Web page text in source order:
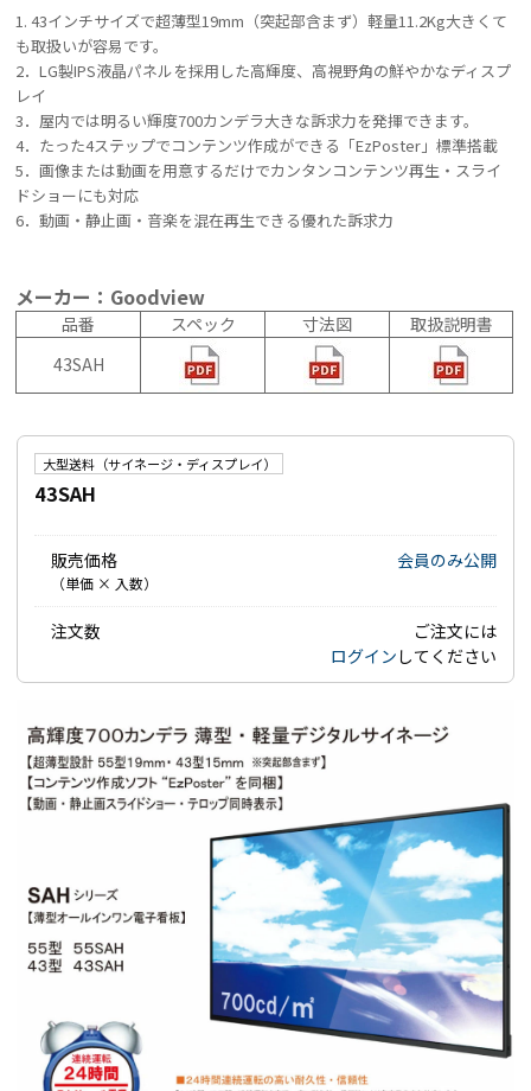
1. 43インチサイズで超薄型19mm（突起部含まず）軽量11.2Kg大きくて
も取扱いが容易です。
2．LG製IPS液晶パネルを採用した高輝度、高視野角の鮮やかなディスプ
レイ
3．屋内では明るい輝度700カンデラ大きな訴求力を発揮できます。
4．たった4ステップでコンテンツ作成ができる「EzPoster」標準搭載
5．画像または動画を用意するだけでカンタンコンテンツ再生・スライ
ドショーにも対応
6．動画・静止画・音楽を混在再生できる優れた訴求力
メーカー：Goodview
品番 スペック 寸法図
取扱説明書
43SAH
大型送料（サイネージ・ディスプレイ）
43SAH
販売価格
（単価 × 入数）
会員のみ公開
注文数
ご注文には
ログイン してください